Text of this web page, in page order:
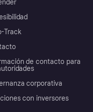
Track
de contacto para
corporativa
con inversores